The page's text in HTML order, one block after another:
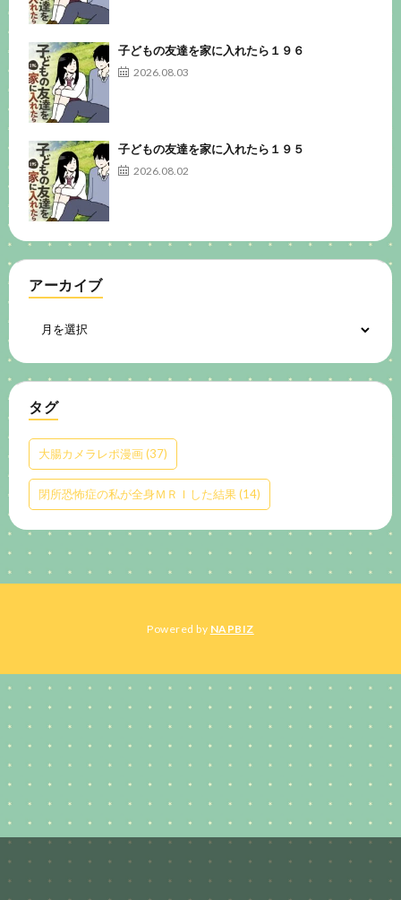
子どもの友達を家に入れたら１９６
2026.08.03
子どもの友達を家に入れたら１９５
2026.08.02
アーカイブ
タグ
大腸カメラレポ漫画(37)
閉所恐怖症の私が全身ＭＲＩした結果(14)
Powered by NAPBIZ